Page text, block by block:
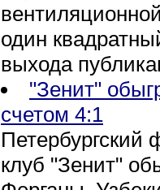
один
выхода
"Зенит"
счетом 4:1
Петербургский
клуб "Зенит"